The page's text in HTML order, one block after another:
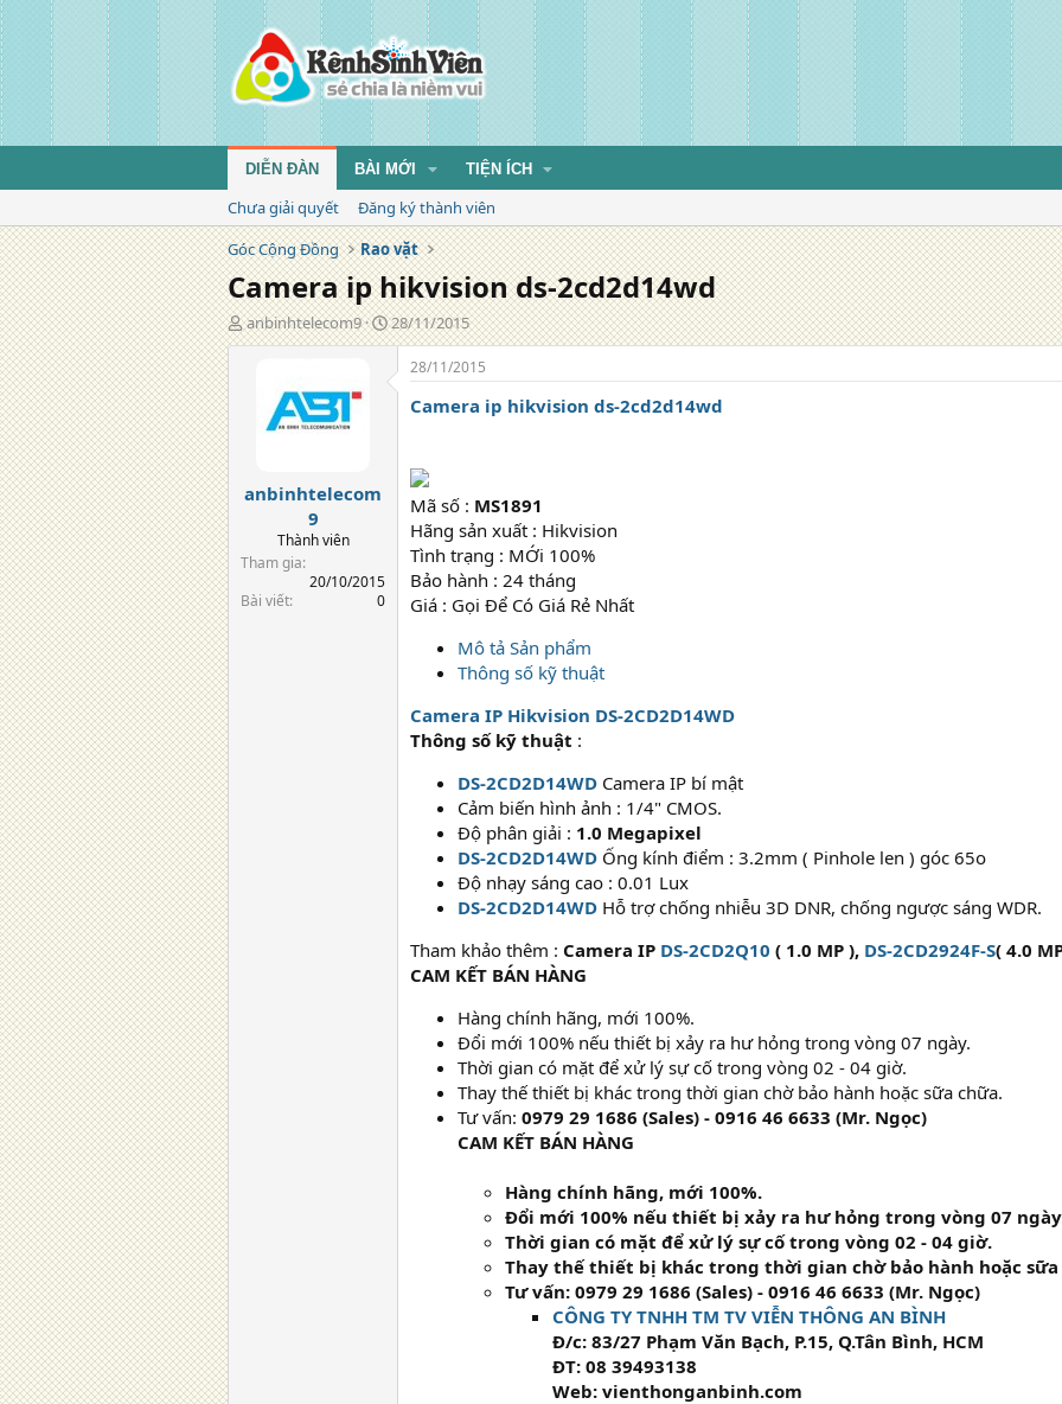
DIỄN ĐÀN BÀI MỚI TIỆN ÍCH
Chưa giải quyết
Đăng ký thành viên
Góc Cộng Đồng
Rao vặt
Camera ip hikvision ds-2cd2d14wd
T
á
anbinhtelecom9
N
g
y
28/11/2015
anbinhtelecom
9
Thành viên
Tham gia
20/10/2015
Bài viết
0
28/11/2015
Camera ip hikvision ds-2cd2d14wd
Mã số : MS1891
Hãng sản xuất : Hikvision
Tình trạng : MỚi 100%
Bảo hành : 24 tháng
Giá : Gọi Để Có Giá Rẻ Nhất
Mô tả Sản phẩm
Thông số kỹ thuật
Camera IP Hikvision DS-2CD2D14WD
Thông số kỹ thuật :
DS-2CD2D14WD Camera IP bí mật
Cảm biến hình ảnh : 1/4" CMOS.
Độ phân giải : 1.0 Megapixel
DS-2CD2D14WD Ống kính điểm : 3.2mm ( Pinhole len ) góc 65o
Độ nhạy sáng cao : 0.01 Lux
DS-2CD2D14WD Hỗ trợ chống nhiễu 3D DNR, chống ngược sáng WDR.
Tham khảo thêm : Camera IP DS-2CD2Q10 ( 1.0 MP ), DS-2CD2924F-S( 4.0
CAM KẾT BÁN HÀNG
Hàng chính hãng, mới 100%.
Đổi mới 100% nếu thiết bị xảy ra hư hỏng trong vòng 07 ngày.
Thời gian có mặt để xử lý sự cố trong vòng 02 - 04 giờ.
Thay thế thiết bị khác trong thời gian chờ bảo hành hoặc sữa chữa.
Tư vấn: 0979 29 1686 (Sales) - 0916 46 6633 (Mr. Ngọc)
CAM KẾT BÁN HÀNG
Hàng chính hãng, mới 100%.
Đổi mới 100% nếu thiết bị xảy ra hư hỏng trong vòng 07
Thời gian có mặt để xử lý sự cố trong vòng 02 - 04 giờ.
Thay thế thiết bị khác trong thời gian chờ bảo hành hoặc sữa
Tư vấn: 0979 29 1686 (Sales) - 0916 46 6633 (Mr. Ngọc)
CÔNG TY TNHH TM TV VIỄN THÔNG AN BÌNH
Đ/c: 83/27 Phạm Văn Bạch, P.15, Q.Tân Bình, HCM
ĐT: 08 39493138
Web: vienthonganbinh.com